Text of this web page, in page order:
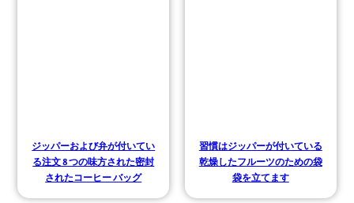
ジッパーおよび弁が付いてい
る注文 8 つの味方された密封
されたコーヒー バッグ
習慣はジッパーが付いている
乾燥したフルーツのための袋
袋を立てます